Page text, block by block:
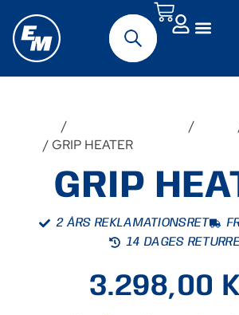
/ /
/ GRIP HEATER
GRIP
2 ÅRS REKLAMATIONSRET
14 DAGES
3.298,00